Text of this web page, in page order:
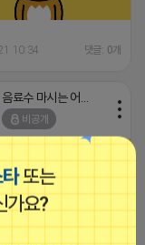
또는
가요?
10:34 댓글: 0개
비공개